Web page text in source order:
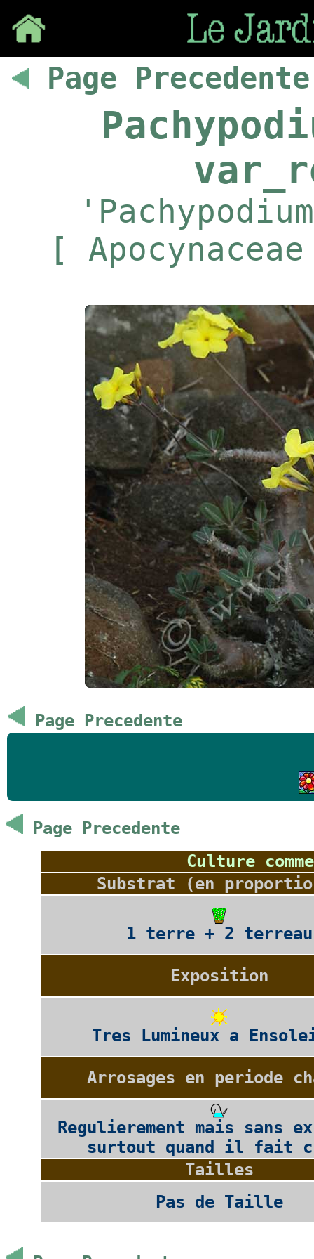
Page Precedente
[
Page Precedente
Page Precedente
Culture
Substrat (en
1 terre + 2 terreau
Exposition
Tres Lumineux a
Arrosages en periode
Regulierement mais sans
surtout quand il fait
Tailles
Pas de Taille